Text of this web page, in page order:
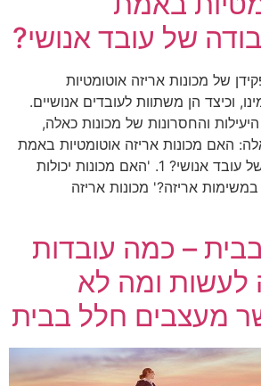
של עובד אנושי?
של מכונות אריזה אוטומטיות
וכיצד הן משתוות לעובדים אנושיים.
והחסרונות של מכונות כאלה,
האם מכונות אריזה אוטומטיות באמת
מחליפות את עבודתו של עובד אנושי? 1. 'האם מכונות יכולות
אריזה?' מכונות אריזה
– כמה עובדות
לעשות ומה לא
מעצבים חלל בבית